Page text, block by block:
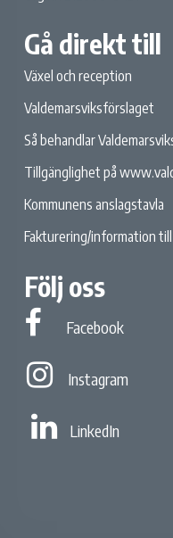
Gå direkt till
Växel och reception
Valdemarsviksförslaget
Så behandlar
Tillgänglighet på
Kommunens anslagstavla
Fakturering/information
Följ oss
Facebook
Facebook
Instagram
Instagram
LinkedIn
Linked In